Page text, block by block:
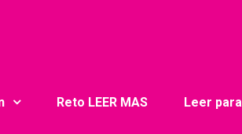
Reto LEER MAS Leer